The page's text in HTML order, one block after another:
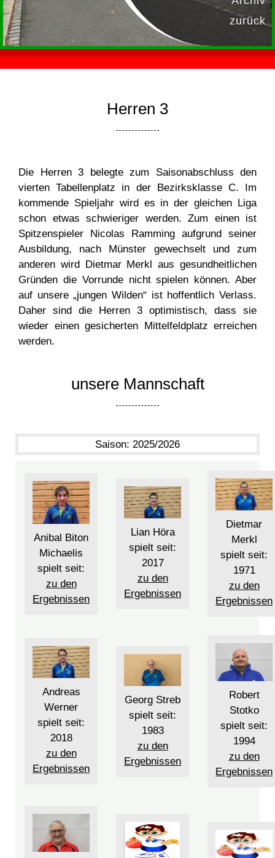
zurück
Herren 3
Die Herren 3 belegte zum Saisonabschluss den
vierten Tabellenplatz in der Bezirksklasse C. Im
kommende Spieljahr wird es in der gleichen Liga
schon etwas schwieriger werden. Zum einen ist
Spitzenspieler Nicolas Ramming aufgrund seiner
Ausbildung, nach Münster gewechselt und zum
anderen wird Dietmar Merkl aus gesundheitlichen
Gründen die Vorrunde nicht spielen können. Aber
auf unsere „jungen Wilden“ ist hoffentlich Verlass.
Daher sind die Herren 3 optimistisch, dass sie
wieder einen gesicherten Mittelfeldplatz erreichen
werden.
unsere Mannschaft
Saison: 2025/2026
Anibal Biton
Michaelis
spielt seit:
zu den
Ergebnissen
Lian Höra
spielt seit:
2017
zu den
Ergebnissen
Dietmar
Merkl
spielt seit:
1971
zu den
Ergebnissen
Andreas
Werner
spielt seit:
2018
zu den
Ergebnissen
Georg Streb
spielt seit:
1983
zu den
Ergebnissen
Robert
Stotko
spielt seit:
1994
zu den
Ergebnissen